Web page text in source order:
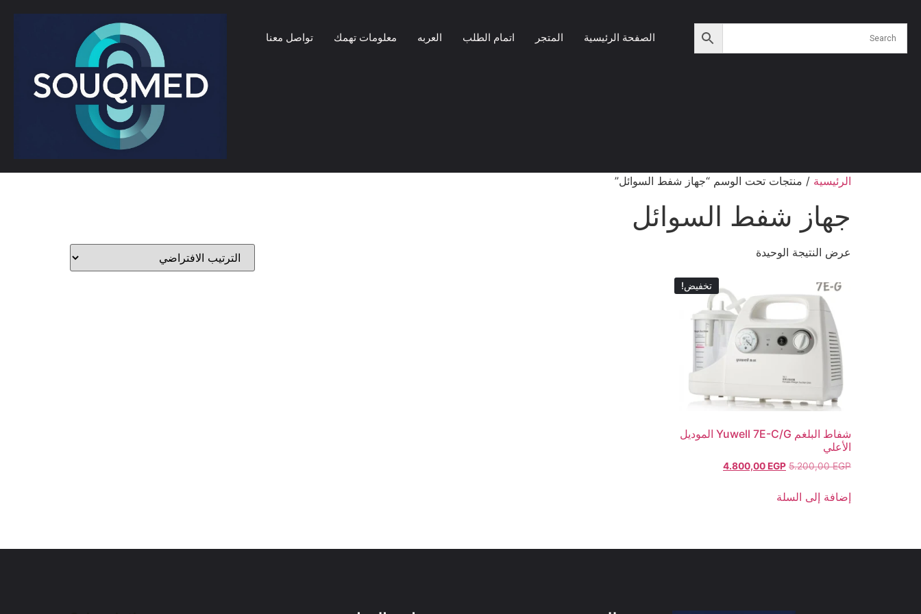
الصفحة الرئيسية المتجر اتمام الطلب العربه معلومات تهمك تواصل معنا
الرئيسية / منتجات تحت الوسم “جهاز شفط السوائل”
جهاز شفط السوائل
عرض النتيجة الوحيدة
تخفيض!
شفاط البلغم Yuwell 7E-C/G الموديل
الأعلي
5.200,00EGP
4.800,00EGP
إضافة إلى السلة